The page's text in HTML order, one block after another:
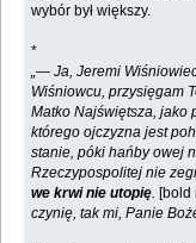
wybór był większy.
*
„— Ja, Jeremi
Wiśniowcu, przysięgam
Matko Najświętsza, jako
którego ojczyzna jest
stanie, póki hańby owej
Rzeczypospolitej nie
we krwi nie utopię. [bold
czynię, tak mi, Panie